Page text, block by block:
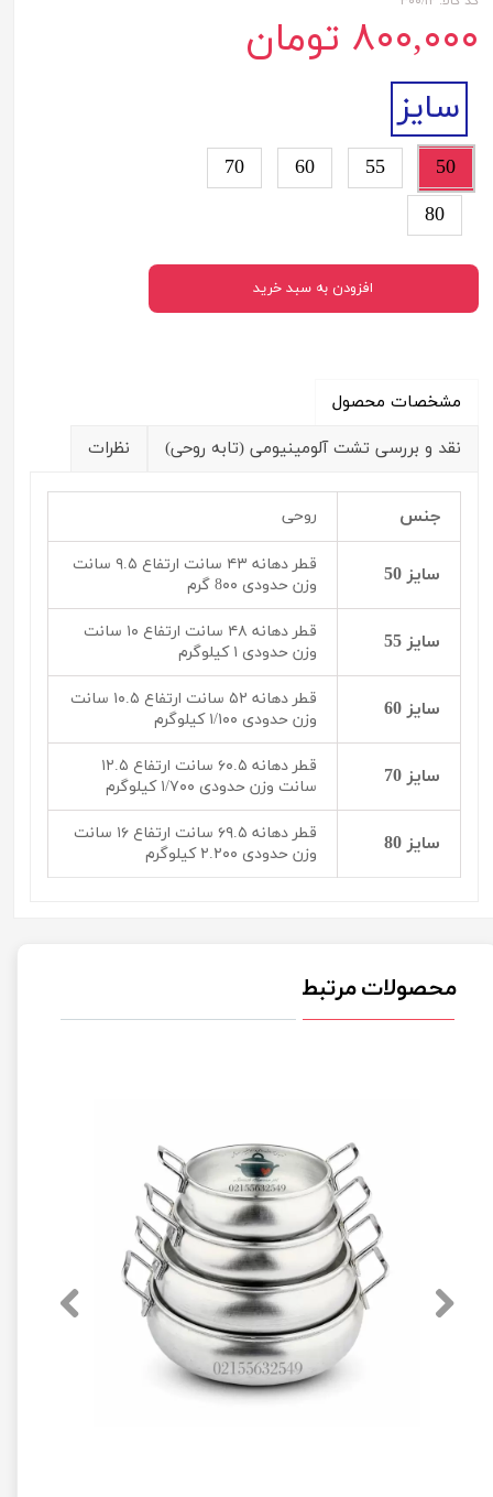
۸۰۰,۰۰۰ تومان
سایز
50
55
60
70
80
افزودن به سبد خرید
مشخصات محصول
نقد و بررسی تشت آلومینیومی (تابه روحی)
نظرات
جنس روحی
سایز 50
قطر دهانه ۴۳ سانت ارتفاع ۹.۵ سانت
وزن حدودی 8۰۰ گرم
سایز 55
قطر دهانه ۴۸ سانت ارتفاع ۱۰ سانت
وزن حدودی ۱ کیلوگرم
سایز 60
قطر دهانه ۵۲ سانت ارتفاع ۱۰.۵ سانت
وزن حدودی ۱/۱۰۰ کیلوگرم
سایز 70
قطر دهانه ۶۰.۵ سانت ارتفاع ۱۲.۵
سانت وزن حدودی ۱/۷۰۰ کیلوگرم
سایز 80
قطر دهانه ۶۹.۵ سانت ارتفاع ۱۶ سانت
وزن حدودی ۲.۲۰۰ کیلوگرم
محصولات مرتبط